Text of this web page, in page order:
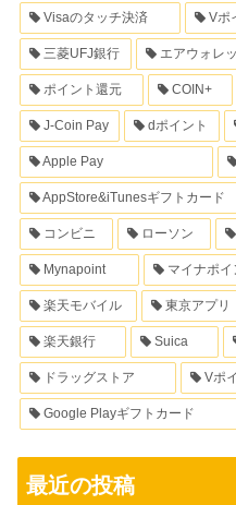
Visaのタッチ決済 Vポ
三菱UFJ銀行 エアウォレ
ポイント還元 COIN+
J-Coin Pay dポイント
Apple Pay
AppStore&iTunesギフトカード
コンビニ ローソン
Mynapoint マイナポイ
楽天モバイル 東京アプリ
楽天銀行 Suica
ドラッグストア Vポ
Google Playギフトカード
最近の投稿